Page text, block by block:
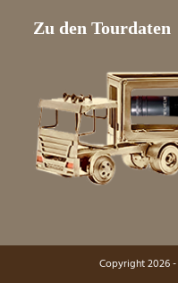
Zu den Tourdaten
Copyright 2026